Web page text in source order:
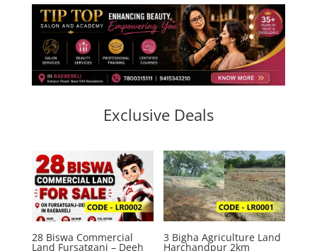
Exclusive Deals
28 Biswa Commercial
Land Fursatganj – Deeh
3 Bigha Agriculture Land
Harchandpur 2km